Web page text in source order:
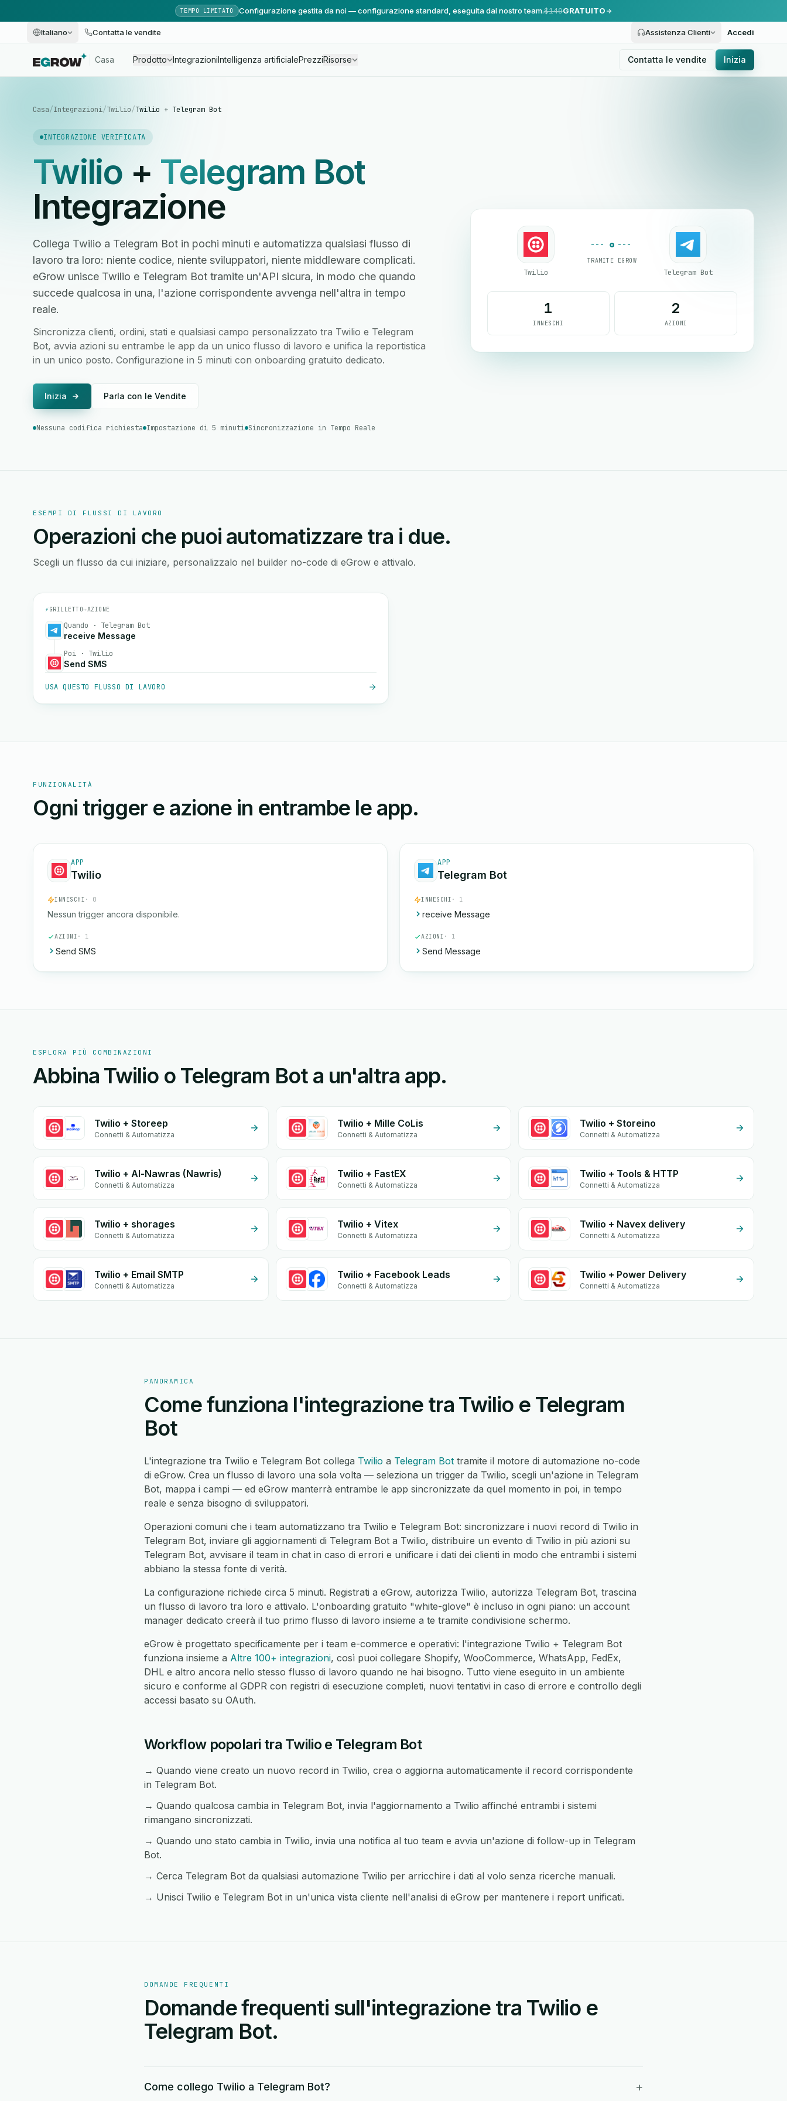
TEMPO LIMITATO Configurazione gestita da noi — configurazione standard, eseguita dal nostro team.$149GRATUITO
Italiano Contatta le vendite Assistenza Clienti Accedi
Casa Prodotto IntegrazioniIntelligenza artificialePrezziRisorse Contatta le vendite Inizia
Casa/Integrazioni/Twilio/Twilio + Telegram Bot
INTEGRAZIONE VERIFICATA
Twilio + Telegram Bot
Integrazione
Collega Twilio a Telegram Bot in pochi minuti e automatizza qualsiasi flusso di
lavoro tra loro: niente codice, niente sviluppatori, niente middleware complicati.
eGrow unisce Twilio e Telegram Bot tramite un'API sicura, in modo che quando
succede qualcosa in una, l'azione corrispondente avvenga nell'altra in tempo
reale.
Sincronizza clienti, ordini, stati e qualsiasi campo personalizzato tra Twilio e Telegram
Bot, avvia azioni su entrambe le app da un unico flusso di lavoro e unifica la reportistica
in un unico posto. Configurazione in 5 minuti con onboarding gratuito dedicato.
Inizia Parla con le Vendite
Nessuna codifica richiesta Impostazione di 5 minuti Sincronizzazione in Tempo Reale
Twilio
TRAMITE EGROW
Telegram Bot
1
INNESCHI
2
AZIONI
ESEMPI DI FLUSSI DI LAVORO
Operazioni che puoi automatizzare tra i due.
Scegli un flusso da cui iniziare, personalizzalo nel builder no-code di eGrow e attivalo.
⚡ GRILLETTO→AZIONE
Quando · Telegram Bot
receive Message
Poi · Twilio
Send SMS
USA QUESTO FLUSSO DI LAVORO
FUNZIONALITÀ
Ogni trigger e azione in entrambe le app.
APP
Twilio
INNESCHI · 0
Nessun trigger ancora disponibile.
AZIONI · 1
Send SMS
APP
Telegram Bot
INNESCHI · 1
receive Message
AZIONI · 1
Send Message
ESPLORA PIÙ COMBINAZIONI
Abbina Twilio o Telegram Bot a un'altra app.
Twilio + Storeep
Connetti & Automatizza
Twilio + Mille CoLis
Connetti & Automatizza
Twilio + Storeino
Connetti & Automatizza
Twilio + Al-Nawras (Nawris)
Connetti & Automatizza
Twilio + FastEX
Connetti & Automatizza
Twilio + Tools & HTTP
Connetti & Automatizza
Twilio + shorages
Connetti & Automatizza
Twilio + Vitex
Connetti & Automatizza
Twilio + Navex delivery
Connetti & Automatizza
Twilio + Email SMTP
Connetti & Automatizza
Twilio + Facebook Leads
Connetti & Automatizza
Twilio + Power Delivery
Connetti & Automatizza
PANORAMICA
Come funziona l'integrazione tra Twilio e Telegram
Bot
L'integrazione tra Twilio e Telegram Bot collega Twilio a Telegram Bot tramite il motore di automazione no-code
di eGrow. Crea un flusso di lavoro una sola volta — seleziona un trigger da Twilio, scegli un'azione in Telegram
Bot, mappa i campi — ed eGrow manterrà entrambe le app sincronizzate da quel momento in poi, in tempo
reale e senza bisogno di sviluppatori.
Operazioni comuni che i team automatizzano tra Twilio e Telegram Bot: sincronizzare i nuovi record di Twilio in
Telegram Bot, inviare gli aggiornamenti di Telegram Bot a Twilio, distribuire un evento di Twilio in più azioni su
Telegram Bot, avvisare il team in chat in caso di errori e unificare i dati dei clienti in modo che entrambi i sistemi
abbiano la stessa fonte di verità.
La configurazione richiede circa 5 minuti. Registrati a eGrow, autorizza Twilio, autorizza Telegram Bot, trascina
un flusso di lavoro tra loro e attivalo. L'onboarding gratuito "white-glove" è incluso in ogni piano: un account
manager dedicato creerà il tuo primo flusso di lavoro insieme a te tramite condivisione schermo.
eGrow è progettato specificamente per i team e-commerce e operativi: l'integrazione Twilio + Telegram Bot
funziona insieme a Altre 100+ integrazioni, così puoi collegare Shopify, WooCommerce, WhatsApp, FedEx,
DHL e altro ancora nello stesso flusso di lavoro quando ne hai bisogno. Tutto viene eseguito in un ambiente
sicuro e conforme al GDPR con registri di esecuzione completi, nuovi tentativi in caso di errore e controllo degli
accessi basato su OAuth.
Workflow popolari tra Twilio e Telegram Bot
→ Quando viene creato un nuovo record in Twilio, crea o aggiorna automaticamente il record corrispondente
in Telegram Bot.
→ Quando qualcosa cambia in Telegram Bot, invia l'aggiornamento a Twilio affinché entrambi i sistemi
rimangano sincronizzati.
→ Quando uno stato cambia in Twilio, invia una notifica al tuo team e avvia un'azione di follow-up in Telegram
Bot.
→ Cerca Telegram Bot da qualsiasi automazione Twilio per arricchire i dati al volo senza ricerche manuali.
→ Unisci Twilio e Telegram Bot in un'unica vista cliente nell'analisi di eGrow per mantenere i report unificati.
DOMANDE FREQUENTI
Domande frequenti sull'integrazione tra Twilio e
Telegram Bot.
Come collego Twilio a Telegram Bot? +